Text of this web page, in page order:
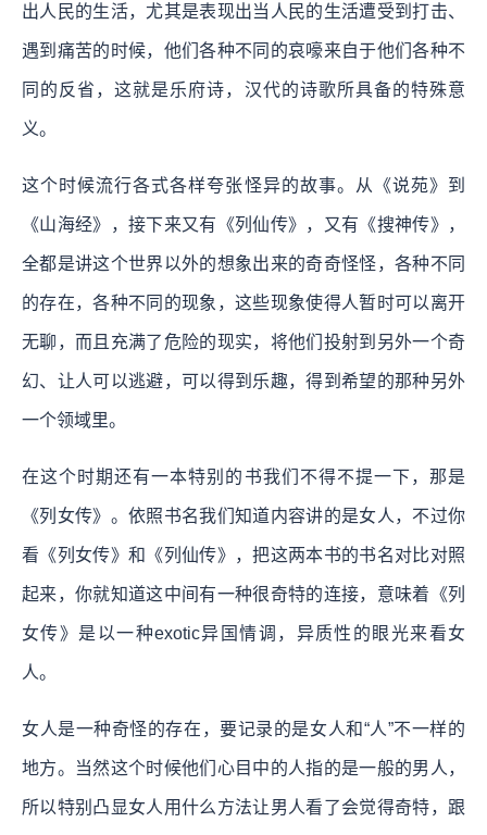
出人民的生活，尤其是表现出当人民的生活遭受到打击、
遇到痛苦的时候，他们各种不同的哀嚎来自于他们各种不
同的反省，这就是乐府诗，汉代的诗歌所具备的特殊意
义。
这个时候流行各式各样夸张怪异的故事。从《说苑》到
《山海经》，接下来又有《列仙传》，又有《搜神传》，
全都是讲这个世界以外的想象出来的奇奇怪怪，各种不同
的存在，各种不同的现象，这些现象使得人暂时可以离开
无聊，而且充满了危险的现实，将他们投射到另外一个奇
幻、让人可以逃避，可以得到乐趣，得到希望的那种另外
一个领域里。
在这个时期还有一本特别的书我们不得不提一下，那是
《列女传》。依照书名我们知道内容讲的是女人，不过你
看《列女传》和《列仙传》，把这两本书的书名对比对照
起来，你就知道这中间有一种很奇特的连接，意味着《列
女传》是以一种exotic异国情调，异质性的眼光来看女
人。
女人是一种奇怪的存在，要记录的是女人和“人”不一样的
地方。当然这个时候他们心目中的人指的是一般的男人，
所以特别凸显女人用什么方法让男人看了会觉得奇特，跟